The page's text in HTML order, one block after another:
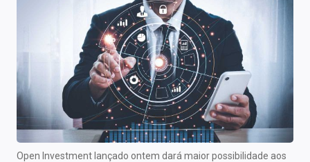
Comprar ou vender?
Carteiras Recomendadas
Central de Dividendos
Central de Fundos Imobiliários
Open Investment lançado ontem dará maior possibilidade aos